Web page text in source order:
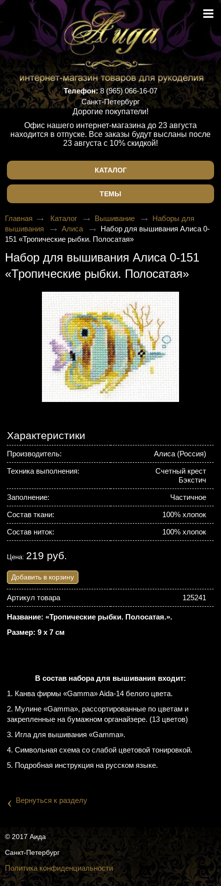
Телефон:8 (965) 066-16-07
Санкт-Петербург
Дорогие покупатели!
Офис нашего интернет-магазина до 23 августа
находится в отпуске. Все заказы будут высланы после
23 августа с 10% скидкой!
КАТАЛОГ
ТЕМЫ
Главная Каталог Вышивание
Наборы для
вышивания
Алиса
Набор для вышивания Алиса 0-
151 «Тропические рыбки. Полосатая»
Набор для вышивания Алиса 0-151
«Тропические рыбки. Полосатая»
Характеристики
Производитель: Алиса (Россия)
Техника выполнения:
Счетный крест
Бэкстич
Заполнение: Частичное
Состав ткани: 100% хлопок
Состав ниток: 100% хлопок
Цена: 219 руб.
Добавить в корзину
Артикул товара 125241
Название: «Тропические рыбки. Полосатая.».
Размер: 9 х 7 см
В состав набора для вышивания входит:
1. Канва фирмы «Gamma» Aida-14 белого цвета.
2. Мулине «Gamma», рассортированные по цветам и
закрепленные на бумажном органайзере. (13 цветов)
3. Игла для вышивания «Gamma».
4. Символьная схема со слабой цветовой тонировкой.
5. Подробная инструкция на русском языке.
‹ Вернуться к разделу
© 2017 Аида
Санкт-Петербург
Политика конфиденциальности